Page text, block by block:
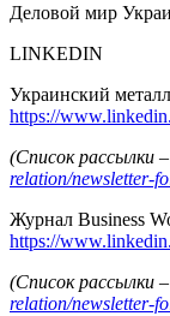
Деловой мир
LINKEDIN
Украинский
https://
(Список рассылки –
relation/newsletter-
Журнал Business
https://
(Список рассылки –
relation/newsletter-